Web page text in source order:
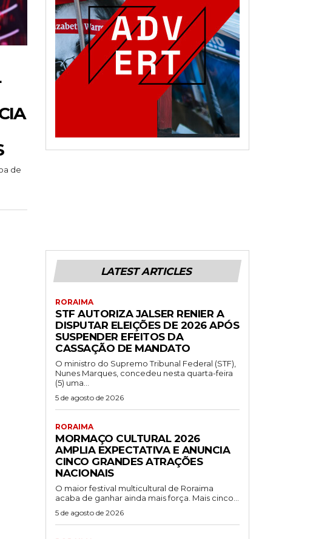
de
LATEST ARTICLES
RORAIMA
STF AUTORIZA JALSER RENIER A
DISPUTAR ELEIÇÕES DE 2026 APÓS
SUSPENDER EFEITOS DA
CASSAÇÃO DE MANDATO
O ministro do Supremo Tribunal Federal (STF),
Nunes Marques, concedeu nesta quarta-feira
(5) uma...
5 de agosto de 2026
RORAIMA
MORMAÇO CULTURAL 2026
AMPLIA EXPECTATIVA E ANUNCIA
CINCO GRANDES ATRAÇÕES
NACIONAIS
O maior festival multicultural de Roraima
acaba de ganhar ainda mais força. Mais cinco...
5 de agosto de 2026